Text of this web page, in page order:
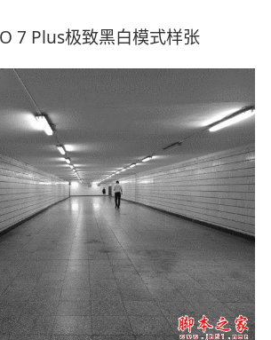
7 Plus极致黑白模式样张